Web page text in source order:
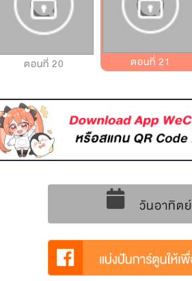
ตอนที่ 20 ตอนที่ 21
วันอาทิตย์